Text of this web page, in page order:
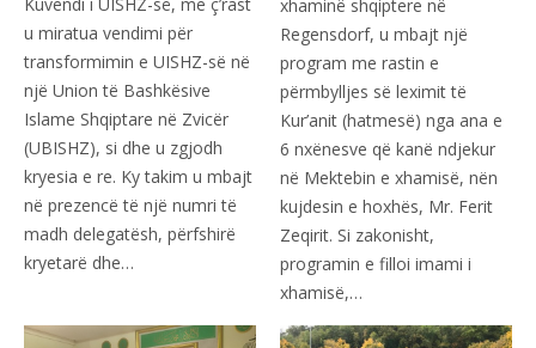
u miratua vendimi për
transformimin e UISHZ-së në
një Union të Bashkësive
Islame Shqiptare në Zvicër
(UBISHZ), si dhe u zgjodh
kryesia e re. Ky takim u mbajt
në prezencë të një numri të
madh delegatësh, përfshirë
kryetarë dhe…
xhaminë shqiptere në
Regensdorf, u mbajt një
program me rastin e
përmbylljes së leximit të
Kur’anit (hatmesë) nga ana e
6 nxënesve që kanë ndjekur
në Mektebin e xhamisë, nën
kujdesin e hoxhës, Mr. Ferit
Zeqirit. Si zakonisht,
programin e filloi imami i
xhamisë,…